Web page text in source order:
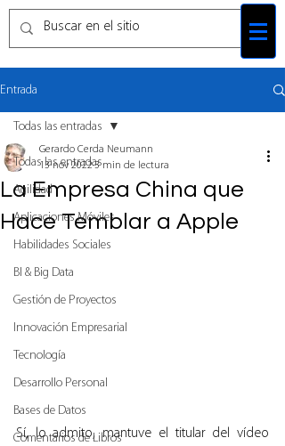
Entrada
Todas las entradas
Agilidad
Aplicaciones Móviles
Habilidades Sociales
BI & Big Data
Gestión de Proyectos
Innovación Empresarial
Tecnología
Desarrollo Personal
Bases de Datos
Comentarios de Libros
Todas las entradas
La Empresa China que
Hace Temblar a Apple
Gerardo Cerda Neumann
13 nov 20223 min de lectura
Sí, lo admito, mantuve el titular del vídeo